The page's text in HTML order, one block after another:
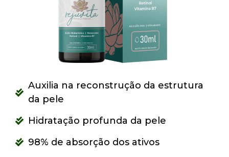
Auxilia na reconstrução da estrutura
da pele
Hidratação profunda da pele
98% de absorção dos ativos